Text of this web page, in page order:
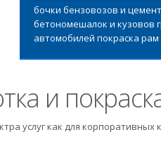
бочки бензовозов и
бетономешалок и кузовов
автомобилей покраска
и
услуг как для